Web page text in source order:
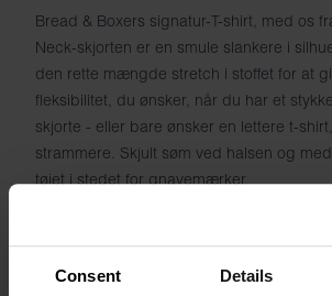
Consent Details
Bread & Boxers signatur-T-shirt, med os
Neck-skjorten er en smule slankere i
den rette mængde stretch i stoffet for at
fleksibilitet, du ønsker, når du har et
skjorte - eller bare ønsker en lettere t-
strammere. Skjult søm ved halsen og
tøjet i stedet for gnavemærker.
Materiale: 94% økologisk bomuld, 6%
Modellen på billedet er 185 cm høj og